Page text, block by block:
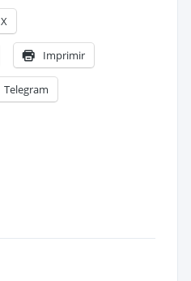
X
Imprimir
Telegram